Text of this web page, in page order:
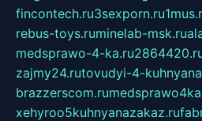
fincontech.ru3sexporn.ru
rebus-toys.ruminelab-msk.ru
medsprawo-4-ka.ru
zajmy24.rutovudyi-4-
brazzerscom.ru
xehyroo5kuhnyanazakaz.ru